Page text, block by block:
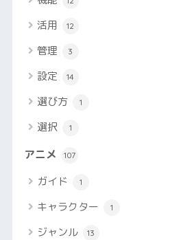
活用 12
管理 3
設定 14
選び方 1
選択 1
アニメ 107
ガイド 1
キャラクター 1
ジャンル 13